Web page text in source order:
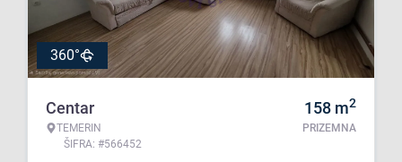
360°
Centar
TEMERIN
ŠIFRA: #566452
158 m2
PRIZEMNA